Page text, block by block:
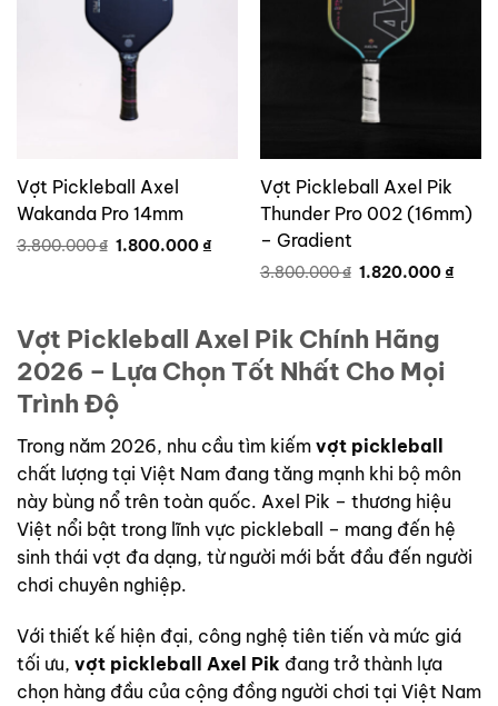
Vợt Pickleball Axel
Wakanda Pro 14mm
3.800.000₫ Giá
1.800.000₫Giá
Vợt Pickleball Axel Pik
Thunder Pro 002 (16mm)
– Gradient
3.800.000₫ Giá
1.820.000₫Giá
Vợt Pickleball Axel Pik Chính Hãng
2026 – Lựa Chọn Tốt Nhất Cho Mọi
Trình Độ
Trong năm 2026, nhu cầu tìm kiếm vợt pickleball
chất lượng tại Việt Nam đang tăng mạnh khi bộ môn
này bùng nổ trên toàn quốc. Axel Pik – thương hiệu
Việt nổi bật trong lĩnh vực pickleball – mang đến hệ
sinh thái vợt đa dạng, từ người mới bắt đầu đến người
chơi chuyên nghiệp.
Với thiết kế hiện đại, công nghệ tiên tiến và mức giá
tối ưu, vợt pickleball Axel Pik đang trở thành lựa
chọn hàng đầu của cộng đồng người chơi tại Việt Nam